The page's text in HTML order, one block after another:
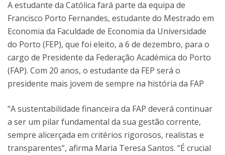
A estudante da Católica fará parte da equipa de
Francisco Porto Fernandes, estudante do Mestrado em
Economia da Faculdade de Economia da Universidade
do Porto (FEP), que foi eleito, a 6 de dezembro, para o
cargo de Presidente da Federação Académica do Porto
(FAP). Com 20 anos, o estudante da FEP será o
presidente mais jovem de sempre na história da FAP
“A sustentabilidade financeira da FAP deverá continuar
a ser um pilar fundamental da sua gestão corrente,
sempre alicerçada em critérios rigorosos, realistas e
transparentes”, afirma Maria Teresa Santos. “É crucial